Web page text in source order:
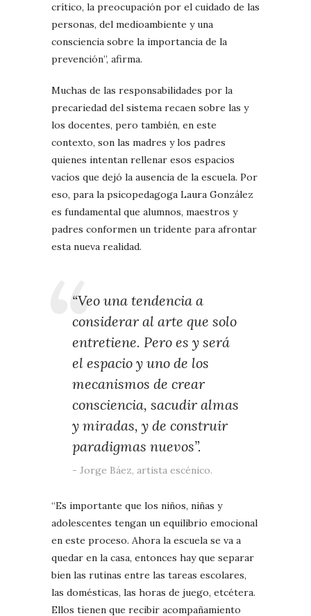
crítico, la preocupación por el cuidado de las
personas, del medioambiente y una
consciencia sobre la importancia de la
prevención”, afirma.
Muchas de las responsabilidades por la
precariedad del sistema recaen sobre las y
los docentes, pero también, en este
contexto, son las madres y los padres
quienes intentan rellenar esos espacios
vacíos que dejó la ausencia de la escuela. Por
eso, para la psicopedagoga Laura González
es fundamental que alumnos, maestros y
padres conformen un tridente para afrontar
esta nueva realidad.
“Veo una tendencia a
considerar al arte que solo
entretiene. Pero es y será
el espacio y uno de los
mecanismos de crear
consciencia, sacudir almas
y miradas, y de construir
paradigmas nuevos”.
Jorge Báez, artista escénico.
“Es importante que los niños, niñas y
adolescentes tengan un equilibrio emocional
en este proceso. Ahora la escuela se va a
quedar en la casa, entonces hay que separar
bien las rutinas entre las tareas escolares,
las domésticas, las horas de juego, etcétera.
Ellos tienen que recibir acompañamiento